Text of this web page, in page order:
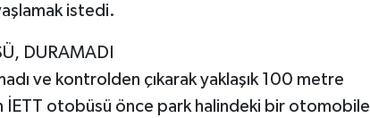
istedi.
DURAMADI
ve kontrolden çıkarak yaklaşık 100 metre
otobüsü önce park halindeki bir otomobile